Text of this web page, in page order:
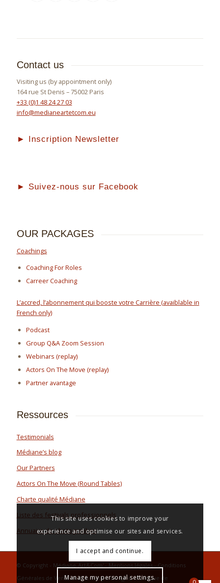
Contact us
Visiting us (by appointment only)
164 rue St Denis – 75002 Paris
+33 (0)1 48 24 27 03
info@medianeartetcom.eu
► Inscription Newsletter
► Suivez-nous sur Facebook
OUR PACKAGES
Coachings
Coaching For Roles
Carreer Coaching
L’accred, l’abonnement qui booste votre Carrière (avaiblable in
French only)
Podcast
Group Q&A Zoom Session
Webinars (replay)
Actors On The Move (replay)
Partner avantage
Ressources
Testimonials
Médiane’s blog
Our Partners
Actors On The Move (Round Tables)
Charte qualité Médiane
Liste des festivals professionnels
Annuaire de photographes
© Copyright - Médiane-Art&Com' - Mentions légales- Conditions
Générales de Vente et d’Utilisation en ligne-Politique de
This site uses cookies to improve your
experience and optimise our sites and services.
I accept and continue.
Manage my personal settings.